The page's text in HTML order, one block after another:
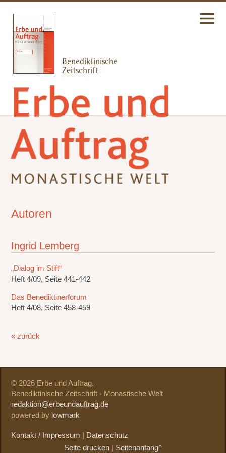
Autoren
Ingrid Lemberg
„Dialog im Stift“
Heft 4/09, Seite 441-442
Das Benediktinerforum
Heft 4/08, Seite 458-459
« zurück
© 2026 Erbe und Auftrag,
Benediktinische Zeitschrift - Monastische Welt
redaktion@erbeundauftrag.de
powered by lowmark
Kontakt / Impressum
Datenschutz
Seite drucken
Seitenanfang^